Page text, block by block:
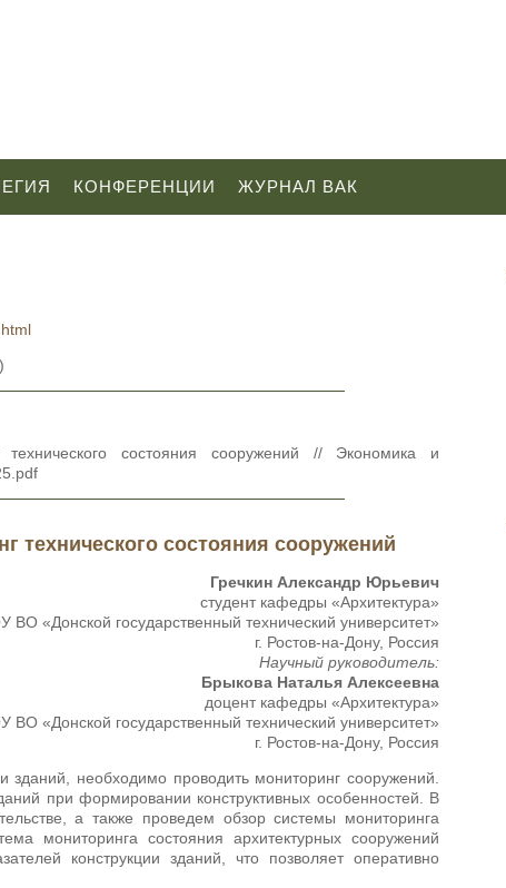
КОНФЕРЕНЦИИ ЖУРНАЛ ВАК
)
состояния сооружений // Экономика и
технического состояния сооружений
Гречкин Александр Юрьевич
студент кафедры «Архитектура»
ВО «Донской государственный технический университет»
г. Ростов-на-Дону, Россия
Научный руководитель:
Брыкова Наталья Алексеевна
доцент кафедры «Архитектура»
ВО «Донской государственный технический университет»
г. Ростов-на-Дону, Россия
необходимо проводить мониторинг сооружений.
при формировании конструктивных особенностей. В
а также проведем обзор системы мониторинга
мониторинга состояния архитектурных сооружений
конструкции зданий, что позволяет оперативно